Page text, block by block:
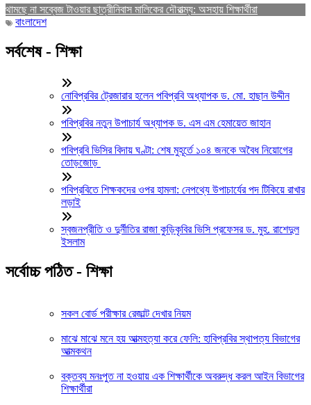
থামছে না সব্বেজ টাওয়ার ছাত্রীনিবাস মালিকের দৌরাত্ম্য: অসহায় শিক্ষার্থীরা
বাংলাদেশ
সর্বশেষ - শিক্ষা
নোবিপ্রবির ট্রেজারার হলেন পবিপ্রবি অধ্যাপক ড. মো. হাছান উদ্দীন
পবিপ্রবির নতুন উপাচার্য অধ্যাপক ড. এস এম হেমায়েত জাহান
পবিপ্রবি ভিসির বিদায় ঘণ্টা: শেষ মুহূর্তে ১০৪ জনকে অবৈধ নিয়োগের
তোড়জোড়
পবিপ্রবিতে শিক্ষকদের ওপর হামলা: নেপথ্যে উপাচার্যের পদ টিকিয়ে রাখার
লড়াই
স্বজনপ্রীতি ও দুর্নীতির রাজা কুড়িকৃবির ভিসি প্রফেসর ড. মুহ. রাশেদুল
ইসলাম
সর্বোচ্চ পঠিত - শিক্ষা
সকল বোর্ড পরীক্ষার রেজাল্ট দেখার নিয়ম
মাঝে মাঝে মনে হয় আত্মহত্যা করে ফেলি: হাবিপ্রবির স্থাপত্য বিভাগের
আত্মকথন
বক্তব্য মনঃপুত না হওয়ায় এক শিক্ষার্থীকে অবরুদ্ধ করল আইন বিভাগের
শিক্ষার্থীরা